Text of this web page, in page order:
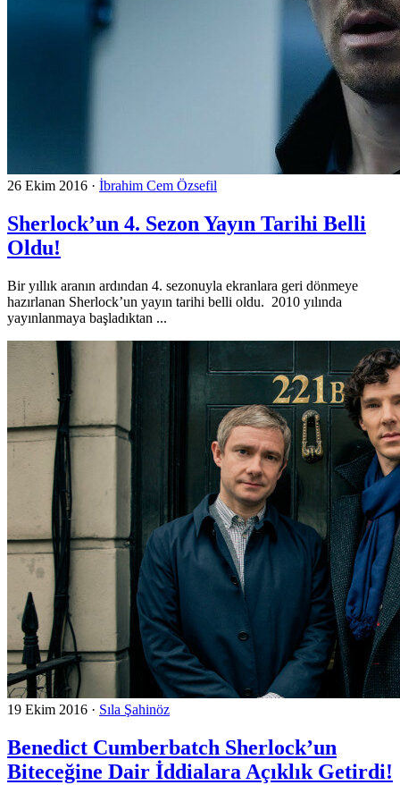
26 Ekim 2016 · İbrahim Cem Özsefil
Sherlock’un 4. Sezon Yayın Tarihi Belli
Oldu!
Bir yıllık aranın ardından 4. sezonuyla ekranlara geri dönmeye
hazırlanan Sherlock’un yayın tarihi belli oldu. 2010 yılında
yayınlanmaya başladıktan ...
19 Ekim 2016 · Sıla Şahinöz
Benedict Cumberbatch Sherlock’un
Biteceğine Dair İddialara Açıklık Getirdi!